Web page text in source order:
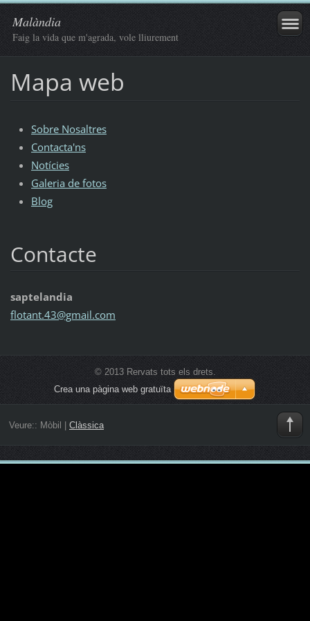
Malàndia
Faig la vida que m'agrada, vole lliurement
Mapa web
Sobre Nosaltres
Contacta'ns
Notícies
Galeria de fotos
Blog
Contacte
saptelandia
flotant.43@gmail.com
© 2013 Rervats tots els drets.
Crea una pàgina web gratuïta
Veure:: Mòbil Clàssica